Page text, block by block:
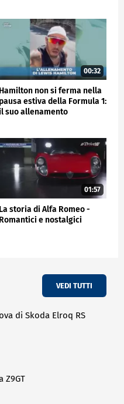
00:32
Hamilton non si ferma nella
pausa estiva della Formula 1:
suo allenamento
01:57
La storia di Alfa Romeo -
Romantici e nostalgici
VEDI TUTTI
di Skoda Elroq RS
Z9GT